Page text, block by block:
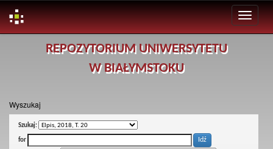
REPOZYTORIUM UNIWERSYTETU
W BIAŁYMSTOKU
Wyszukaj
Szukaj:
for